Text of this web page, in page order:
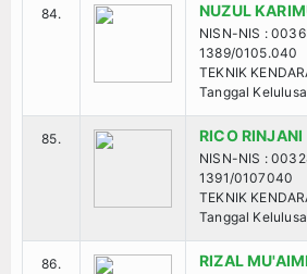
84. NUZUL
NISN-NIS :
1389/0105.040
TEKNIK
Tanggal
85. RICO RINJANI
NISN-NIS :
1391/0107040
TEKNIK
Tanggal
86. RIZAL